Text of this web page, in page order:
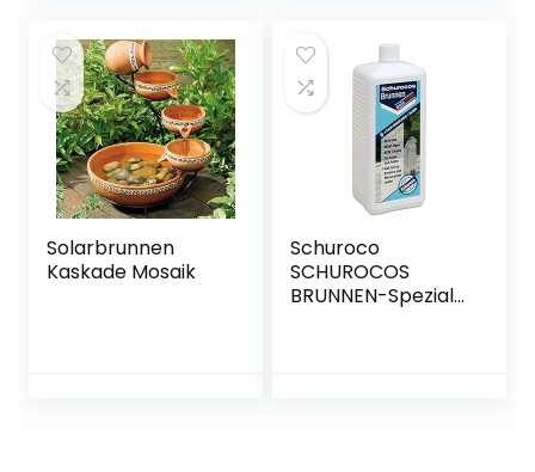
Outdoor
Wasserpumpe Für
Vogel-Bad Fisch-
Behälter Teich
Garten
Solarbrunnen
Kaskade Mosaik
Schuroco
SCHUROCOS
BRUNNEN-Spezial